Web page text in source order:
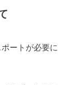
ートが必要に